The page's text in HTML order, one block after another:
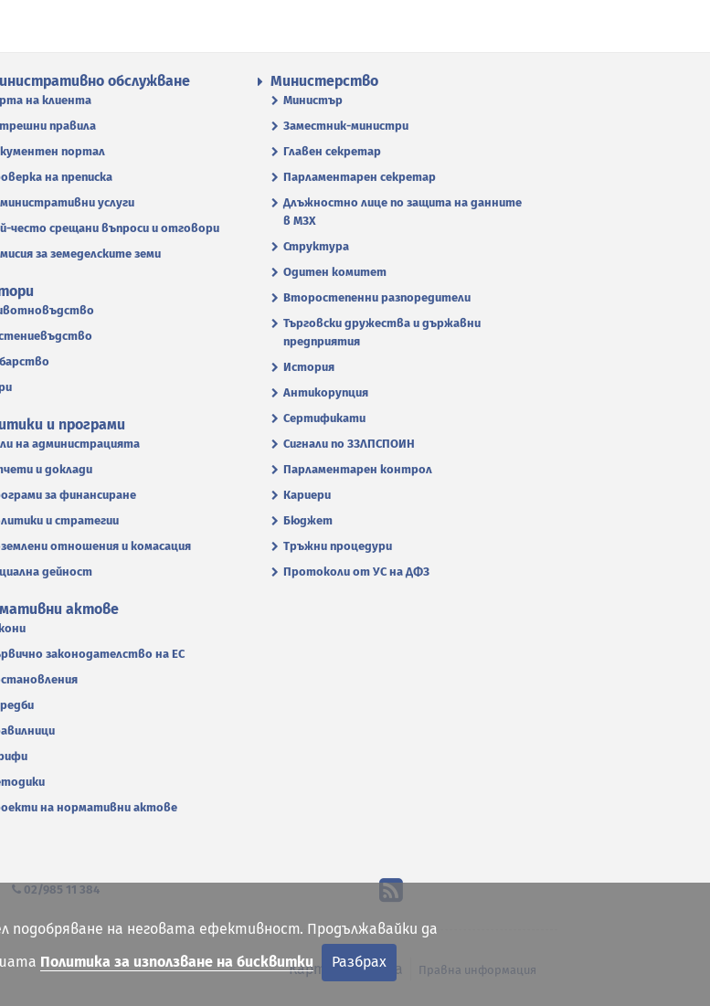
обслужване
на клиента
правила
портал
на преписка
услуги
често срещани въпроси и отговори
за земеделските земи
Министерство
Министър
Заместник-министри
Главен секретар
Парламентарен секретар
Длъжностно лице по защита на данните
в МЗХ
Структура
Одитен комитет
Второстепенни разпоредители
Търговски дружества и държавни
предприятия
История
Антикорупция
Сертификати
Сигнали по ЗЗЛПСПОИН
Парламентарен контрол
Кариери
Бюджет
Тръжни процедури
Протоколи от УС на ДФЗ
и програми
на администрацията
и доклади
за финансиране
и стратегии
отношения и комасация
дейност
актове
законодателство на ЕС
на нормативни актове
02/985 11 384
Карта на сайта Правна информация
подобряване на неговата ефективност. Продължавайки да
Политика за използване на бисквитки Разбрах